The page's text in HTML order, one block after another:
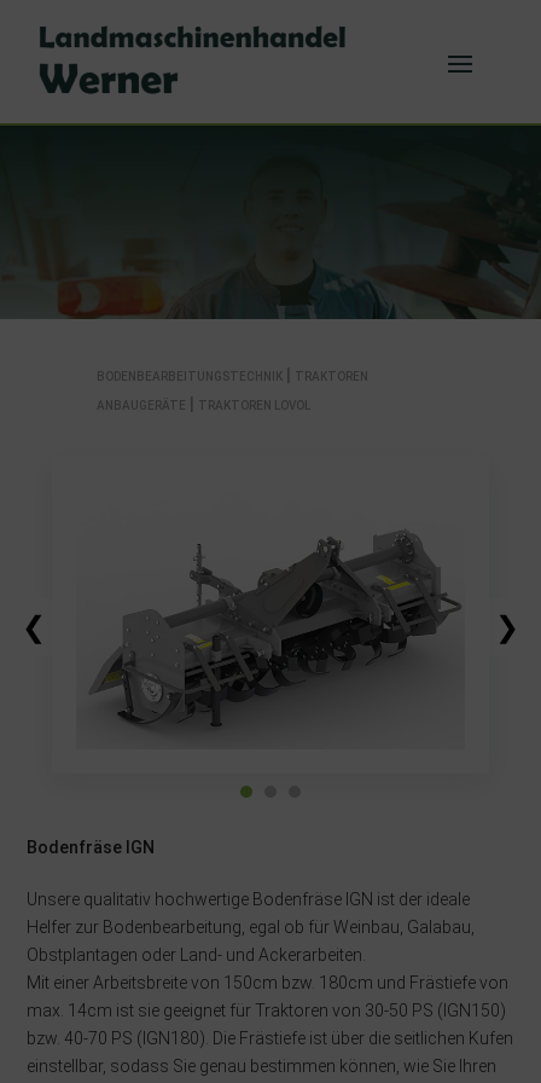
BODENBEARBEITUNGSTECHNIK TRAKTOREN
ANBAUGERÄTE TRAKTOREN LOVOL
❮ ❯
Bodenfräse IGN
Unsere qualitativ hochwertige Bodenfräse IGN ist der ideale
Helfer zur Bodenbearbeitung, egal ob für Weinbau, Galabau,
Obstplantagen oder Land- und Ackerarbeiten.
Mit einer Arbeitsbreite von 150cm bzw. 180cm und Frästiefe von
max. 14cm ist sie geeignet für Traktoren von 30-50 PS (IGN150)
bzw. 40-70 PS (IGN180). Die Frästiefe ist über die seitlichen Kufen
einstellbar, sodass Sie genau bestimmen können, wie Sie Ihren